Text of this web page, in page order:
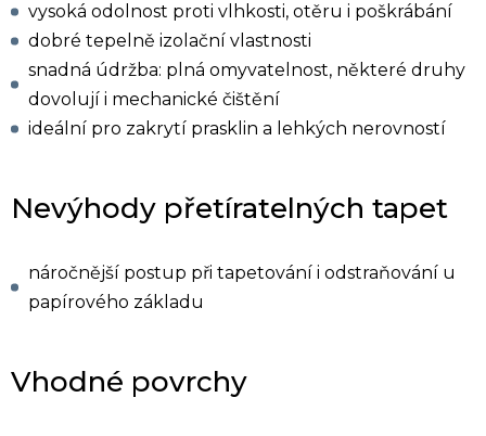
vysoká odolnost proti vlhkosti, otěru i poškrábání
dobré tepelně izolační vlastnosti
snadná údržba: plná omyvatelnost, některé druhy
dovolují i mechanické čištění
ideální pro zakrytí prasklin a lehkých nerovností
Nevýhody přetíratelných tapet
náročnější postup při tapetování i odstraňování u
papírového základu
Vhodné povrchy